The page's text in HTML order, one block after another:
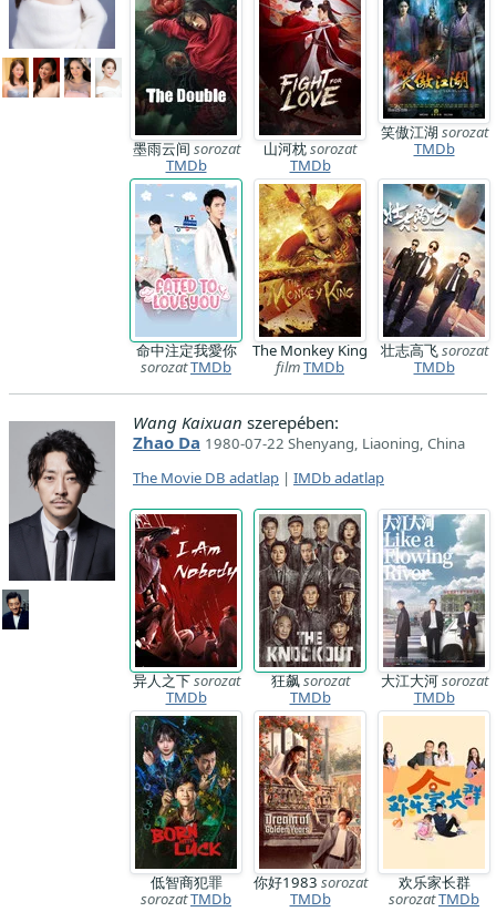
墨雨云间 sorozat
TMDb
山河枕sorozat
TMDb
笑傲江湖 sorozat
TMDb
命中注定我愛你
sorozatTMDb
The Monkey King
filmTMDb
壮志高飞sorozat
TMDb
Wang Kaixuan szerepében:
Zhao Da 1980-07-22 Shenyang, Liaoning, China
The Movie DB adatlap | IMDb adatlap
异人之下sorozat
TMDb
狂飙sorozat
TMDb
大江大河sorozat
TMDb
低智商犯罪
sorozatTMDb
你好1983 sorozat
TMDb
欢乐家长群
sorozatTMDb